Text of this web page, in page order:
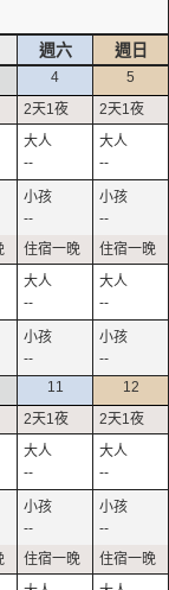
週六 週日
4
--
--
--
--
5
--
--
--
--
11
--
--
12
--
--